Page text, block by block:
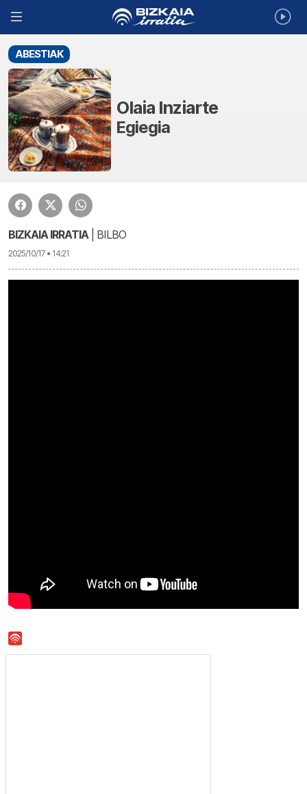
ABESTIAK
Olaia Inziarte
Egiegia
BIZKAIA IRRATIA| BILBO
2025/10/17 • 14:21